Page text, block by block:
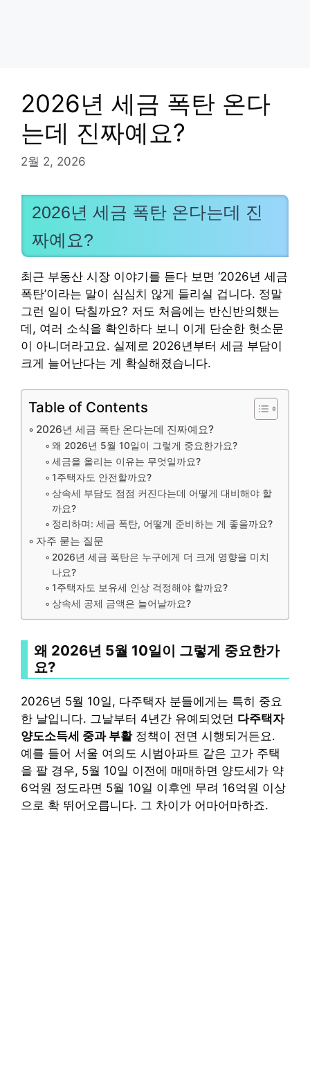
2026년 세금 폭탄 온다
는데 진짜예요?
2월 2, 2026
2026년 세금 폭탄 온다는데 진
짜예요?
최근 부동산 시장 이야기를 듣다 보면 ‘2026년 세금
폭탄’이라는 말이 심심치 않게 들리실 겁니다. 정말
그런 일이 닥칠까요? 저도 처음에는 반신반의했는
데, 여러 소식을 확인하다 보니 이게 단순한 헛소문
이 아니더라고요. 실제로 2026년부터 세금 부담이
크게 늘어난다는 게 확실해졌습니다.
Table of Contents
2026년 세금 폭탄 온다는데 진짜예요?
왜 2026년 5월 10일이 그렇게 중요한가요?
세금을 올리는 이유는 무엇일까요?
1주택자도 안전할까요?
상속세 부담도 점점 커진다는데 어떻게 대비해야 할
까요?
정리하며: 세금 폭탄, 어떻게 준비하는 게 좋을까요?
자주 묻는 질문
2026년 세금 폭탄은 누구에게 더 크게 영향을 미치
나요?
1주택자도 보유세 인상 걱정해야 할까요?
상속세 공제 금액은 늘어날까요?
왜 2026년 5월 10일이 그렇게 중요한가
요?
2026년 5월 10일, 다주택자 분들에게는 특히 중요
한 날입니다. 그날부터 4년간 유예되었던 다주택자
양도소득세 중과 부활정책이 전면 시행되거든요.
예를 들어 서울 여의도 시범아파트 같은 고가 주택
을 팔 경우, 5월 10일 이전에 매매하면 양도세가 약
6억원 정도라면 5월 10일 이후엔 무려 16억원 이상
으로 확 뛰어오릅니다. 그 차이가 어마어마하죠.